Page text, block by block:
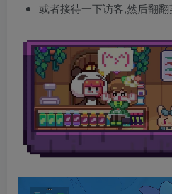
或者接待一下访客,然后翻